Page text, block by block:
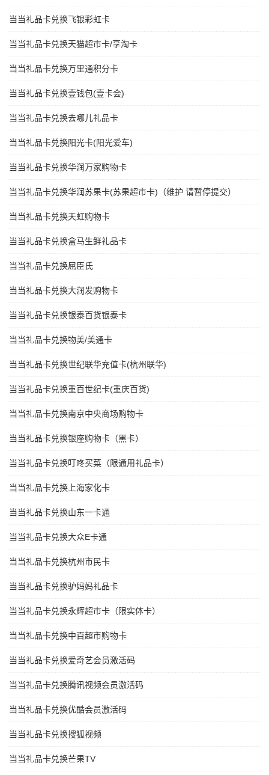
当当礼品卡兑换飞银彩虹卡
当当礼品卡兑换天猫超市卡/享淘卡
当当礼品卡兑换万里通积分卡
当当礼品卡兑换壹钱包(壹卡会)
当当礼品卡兑换去哪儿礼品卡
当当礼品卡兑换阳光卡(阳光爱车)
当当礼品卡兑换华润万家购物卡
当当礼品卡兑换华润苏果卡(苏果超市卡)（维护 请暂停提交）
当当礼品卡兑换天虹购物卡
当当礼品卡兑换盒马生鲜礼品卡
当当礼品卡兑换屈臣氏
当当礼品卡兑换大润发购物卡
当当礼品卡兑换银泰百货银泰卡
当当礼品卡兑换物美/美通卡
当当礼品卡兑换世纪联华充值卡(杭州联华)
当当礼品卡兑换重百世纪卡(重庆百货)
当当礼品卡兑换南京中央商场购物卡
当当礼品卡兑换银座购物卡（黑卡）
当当礼品卡兑换叮咚买菜（限通用礼品卡）
当当礼品卡兑换上海家化卡
当当礼品卡兑换山东一卡通
当当礼品卡兑换大众E卡通
当当礼品卡兑换杭州市民卡
当当礼品卡兑换驴妈妈礼品卡
当当礼品卡兑换永辉超市卡（限实体卡）
当当礼品卡兑换中百超市购物卡
当当礼品卡兑换爱奇艺会员激活码
当当礼品卡兑换腾讯视频会员激活码
当当礼品卡兑换优酷会员激活码
当当礼品卡兑换搜狐视频
当当礼品卡兑换芒果TV